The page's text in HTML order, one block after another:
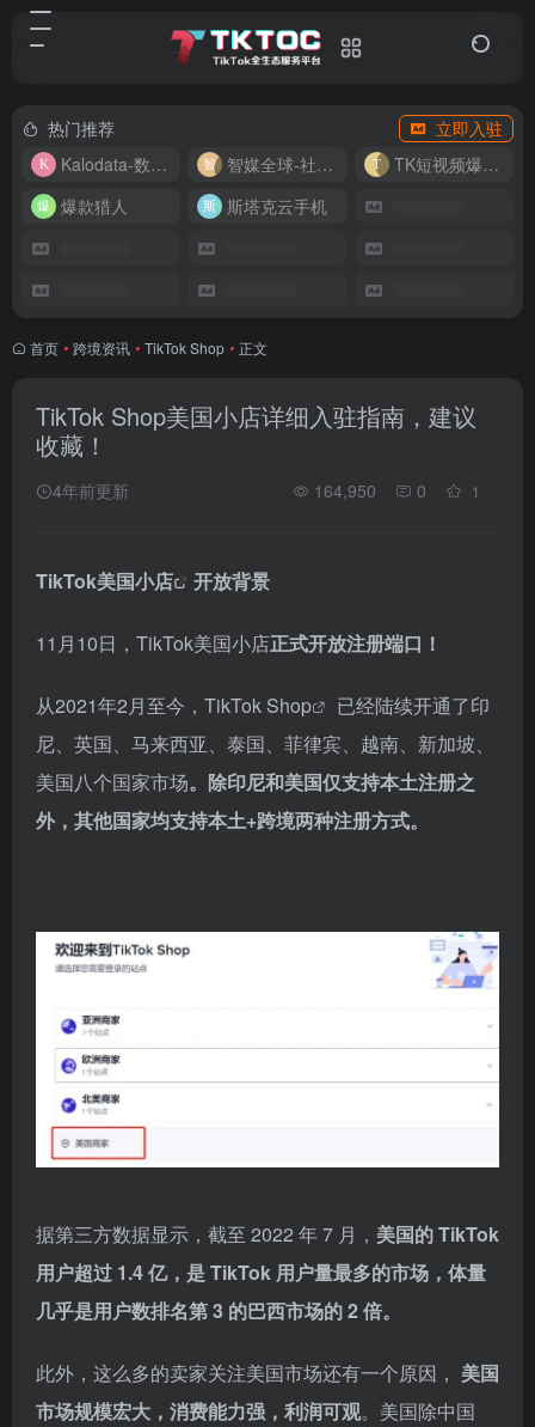
热门推荐
立即入驻
Kalodata-数据分析平台
智媒全球-社媒管理平台
TK短视频爆款复刻
爆款猎人
斯塔克云手机
首页 • 跨境资讯 • TikTok Shop • 正文
TikTok Shop美国小店详细入驻指南，建议
收藏！
4年前更新 164,950 0 1
TikTok美国小店 开放背景
11月10日，TikTok美国小店正式开放注册端口！
从2021年2月至今， TikTok Shop
已经陆续开通了印
尼、英国、马来西亚、泰国、菲律宾、越南、新加坡、
美国八个国家市场。除印尼和美国仅支持本土注册之
外，其他国家均支持本土+跨境两种注册方式。
据第三方数据显示，截至 2022 年 7 月， 美国的 TikTok
用户超过 1.4 亿，是 TikTok 用户量最多的市场，体量
几乎是用户数排名第 3 的巴西市场的 2 倍。
此外，这么多的卖家关注美国市场还有一个原因， 美国
市场规模宏大，消费能力强，利润可观。美国除中国